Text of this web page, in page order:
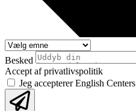
Besked
Accept af privatlivspolitik
Jeg accepterer English Centers